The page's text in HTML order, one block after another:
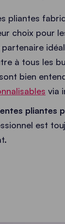
pliantes
choix pour
à tous les
bien
via
pliantes
est